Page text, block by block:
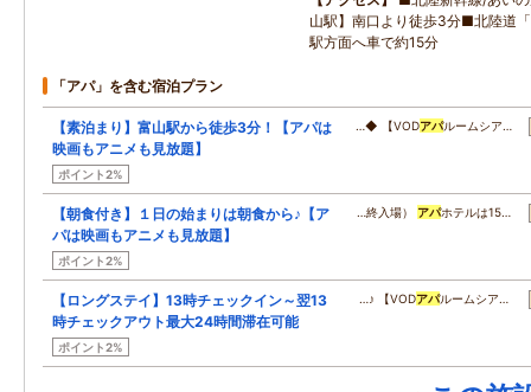
山駅】南口より徒歩3分■北陸道
駅方面へ車で約15分
「アパ」を含む宿泊プラン
【素泊まり】富山駅から徒歩3分！【アパは
映画もアニメも見放題】
ポイント2%
…◆ 【VODアパルームシア…
【朝食付き】１日の始まりは朝食から♪【ア
パは映画もアニメも見放題】
ポイント2%
…終入場） アパホテルは15…
【ロングステイ】13時チェックイン～翌13
時チェックアウト最大24時間滞在可能
ポイント2%
…♪ 【VODアパルームシア…